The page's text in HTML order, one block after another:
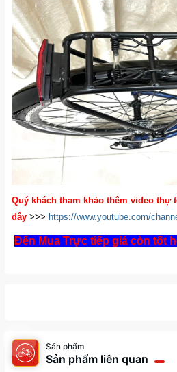
Quý khách tham khảo thêm video thự
đây >>> https://www.youtube.com/
Đến Mua Trực tiếp giá còn tốt
Sản phẩm
Sản phẩm liên quan